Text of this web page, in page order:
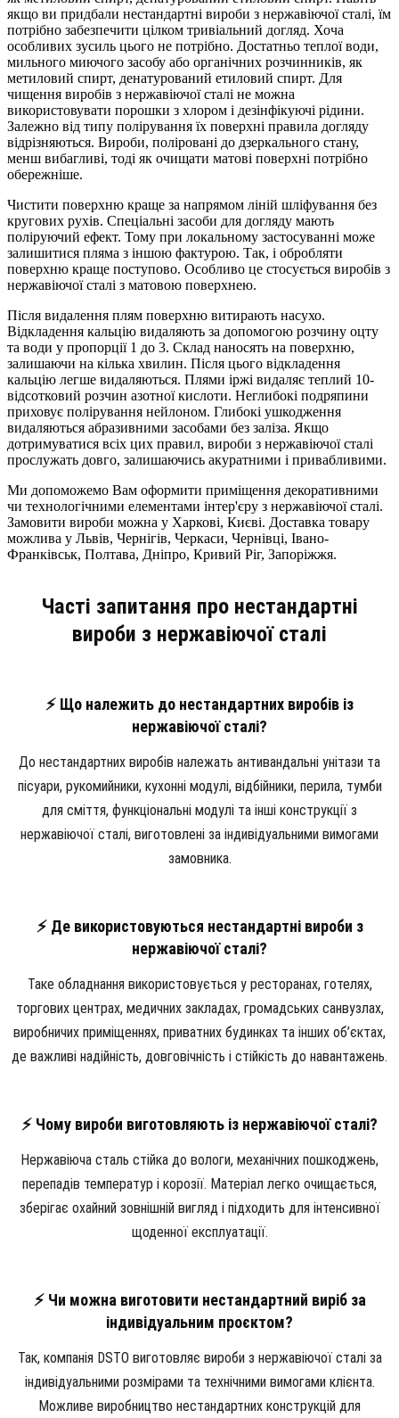
якщо ви придбали нестандартні вироби з нержавіючої сталі, їм
потрібно забезпечити цілком тривіальний догляд. Хоча
особливих зусиль цього не потрібно. Достатньо теплої води,
мильного миючого засобу або органічних розчинників, як
метиловий спирт, денатурований етиловий спирт. Для
чищення виробів з нержавіючої сталі не можна
використовувати порошки з хлором і дезінфікуючі рідини.
Залежно від типу полірування їх поверхні правила догляду
відрізняються. Вироби, поліровані до дзеркального стану,
менш вибагливі, тоді як очищати матові поверхні потрібно
обережніше.
Чистити поверхню краще за напрямом ліній шліфування без
кругових рухів. Спеціальні засоби для догляду мають
поліруючий ефект. Тому при локальному застосуванні може
залишитися пляма з іншою фактурою. Так, і обробляти
поверхню краще поступово. Особливо це стосується виробів з
нержавіючої сталі з матовою поверхнею.
Після видалення плям поверхню витирають насухо.
Відкладення кальцію видаляють за допомогою розчину оцту
та води у пропорції 1 до 3. Склад наносять на поверхню,
залишаючи на кілька хвилин. Після цього відкладення
кальцію легше видаляються. Плями іржі видаляє теплий 10-
відсотковий розчин азотної кислоти. Неглибокі подряпини
приховує полірування нейлоном. Глибокі ушкодження
видаляються абразивними засобами без заліза. Якщо
дотримуватися всіх цих правил, вироби з нержавіючої сталі
прослужать довго, залишаючись акуратними і привабливими.
Ми допоможемо Вам оформити приміщення декоративними
чи технологічними елементами інтер'єру з нержавіючої сталі.
Замовити вироби можна у Харкові, Києві. Доставка товару
можлива у Львів, Чернігів, Черкаси, Чернівці, Івано-
Франківськ, Полтава, Дніпро, Кривий Ріг, Запоріжжя.
Часті запитання про нестандартні
вироби з нержавіючої сталі
⚡ Що належить до нестандартних виробів із
нержавіючої сталі?
До нестандартних виробів належать антивандальні унітази та
пісуари, рукомийники, кухонні модулі, відбійники, перила, тумби
для сміття, функціональні модулі та інші конструкції з
нержавіючої сталі, виготовлені за індивідуальними вимогами
замовника.
⚡ Де використовуються нестандартні вироби з
нержавіючої сталі?
Таке обладнання використовується у ресторанах, готелях,
торгових центрах, медичних закладах, громадських санвузлах,
виробничих приміщеннях, приватних будинках та інших об’єктах,
де важливі надійність, довговічність і стійкість до навантажень.
⚡ Чому вироби виготовляють із нержавіючої сталі?
Нержавіюча сталь стійка до вологи, механічних пошкоджень,
перепадів температур і корозії. Матеріал легко очищається,
зберігає охайний зовнішній вигляд і підходить для інтенсивної
щоденної експлуатації.
⚡ Чи можна виготовити нестандартний виріб за
індивідуальним проєктом?
Так, компанія DSTO виготовляє вироби з нержавіючої сталі за
індивідуальними розмірами та технічними вимогами клієнта.
Можливе виробництво нестандартних конструкцій для